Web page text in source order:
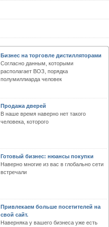
Бизнес на торговле дистилляторами
Согласно данным, которыми
располагает ВОЗ, порядка
полумиллиарда человек
Продажа дверей
В наше время наверно нет такого
человека, которого
Готовый бизнес: нюансы покупки
Наверно многие из вас в глобально сети
встречали
Привлекаем больше посетителей на
свой сайт.
Наверняка у вашего бизнеса уже есть